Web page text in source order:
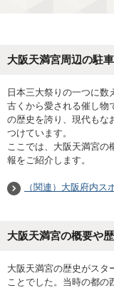
大阪天満宮周辺の駐
日本三大祭りの一つに
古くから愛される催し物
の歴史を誇り、現代もな
つけています。
ここでは、大阪天満宮の
報をご紹介します。
（関連）大阪府内
大阪天満宮の概要や
大阪天満宮の歴史がス
ことでした。当時の都の